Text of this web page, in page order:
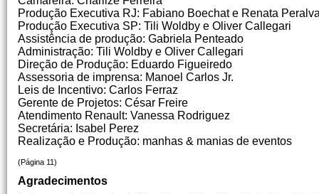
Produção Executiva RJ: Fabiano Boechat e Renata
Produção Executiva SP: Tili Woldby e Oliver Callegari
Assistência de produção: Gabriela Penteado
Administração: Tili Woldby e Oliver Callegari
Direção de Produção: Eduardo Figueiredo
Assessoria de imprensa: Manoel Carlos Jr.
Leis de Incentivo: Carlos Ferraz
Gerente de Projetos: César Freire
Atendimento Renault: Vanessa Rodriguez
Secretária: Isabel Perez
Realização e Produção: manhas & manias de eventos
(Página 11)
Agradecimentos